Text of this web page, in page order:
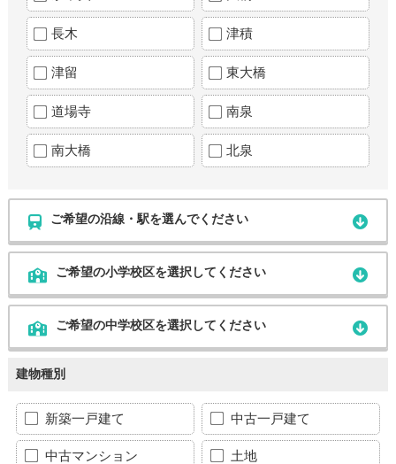
長木 津積
津留 東大橋
道場寺 南泉
南大橋 北泉
ご希望の沿線・駅を選んでください
ご希望の小学校区を選択してください
ご希望の中学校区を選択してください
建物種別
新築一戸建て 中古一戸建て
中古マンション 土地